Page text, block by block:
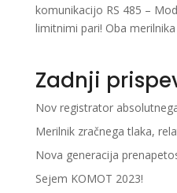
komunikacijo RS 485 –
limitnimi pari! Oba
Zadnji
Nov registrator
Merilnik zračnega tlaka,
Nova generacija
Sejem KOMOT 2023!